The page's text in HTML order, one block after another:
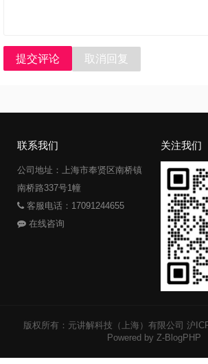
提交评论 取消回复
联系我们
公司地址：上海市奉贤区南桥镇
南桥路337号1幢
客服电话：17091244655
在线咨询
关注我们
版权所有：元讲解科技（上海）有限公司 沪
Powered by Z-BlogPHP